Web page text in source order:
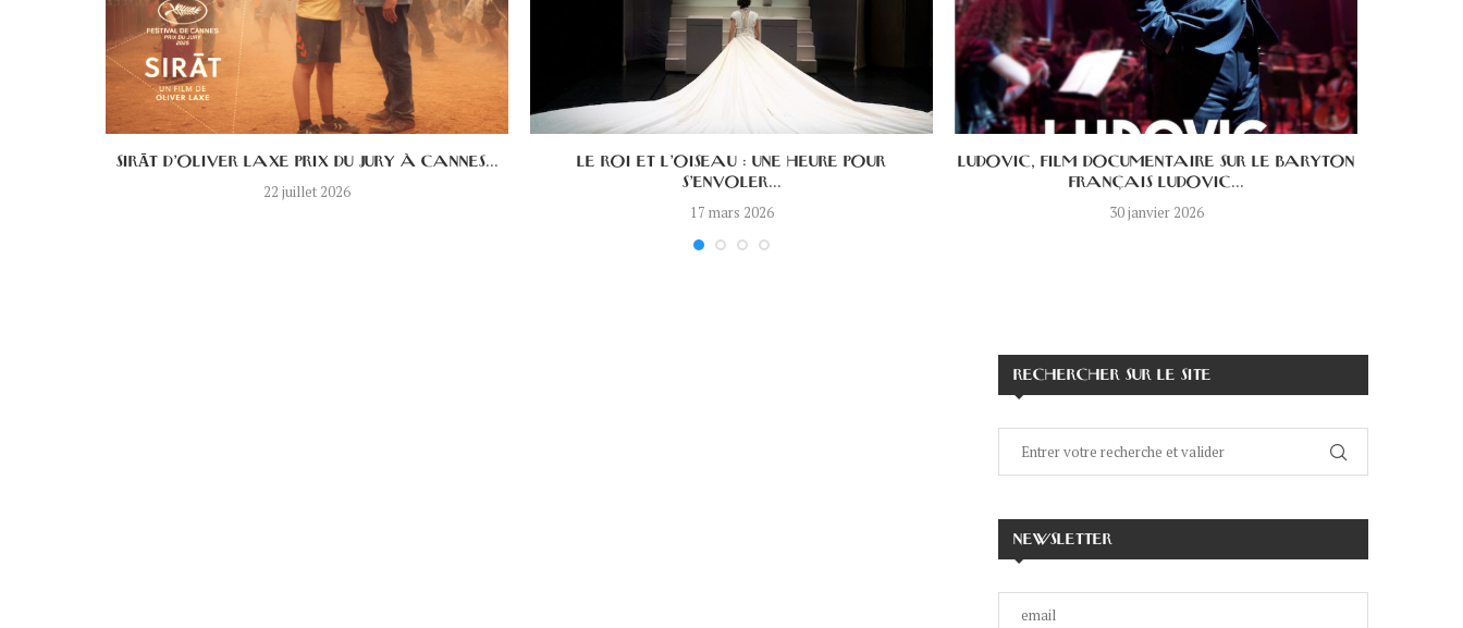
SIRĀT D’OLIVER LAXE PRIX DU JURY À CANNES...
22 juillet 2026
LE ROI ET L’OISEAU : UNE HEURE POUR
S’ENVOLER...
17 mars 2026
LUDOVIC, FILM DOCUMENTAIRE SUR LE BARYTON
FRANÇAIS LUDOVIC...
30 janvier 2026
RECHERCHER SUR LE SITE
NEWSLETTER